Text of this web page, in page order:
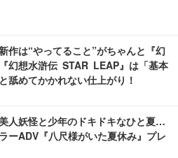
作は“やってること”がちゃんと『幻
幻想水滸伝 STAR LEAP』は「基本
舐めてかかれない仕上がり！
人妖怪と少年のドキドキなひと夏…
ーADV『八尺様がいた夏休み』プレ